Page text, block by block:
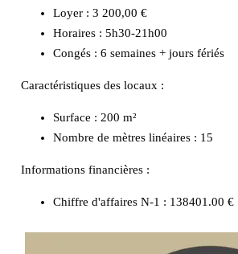
Loyer : 3 200,00 €
Horaires : 5h30-21h00
Congés : 6 semaines + jours fériés
Caractéristiques des locaux :
Surface : 200 m²
Nombre de mètres linéaires : 15
Informations financières :
Chiffre d'affaires N-1 : 138401.00 €